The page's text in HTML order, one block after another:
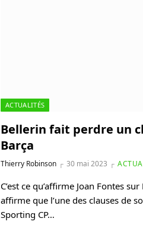
ACTUALITÉS
Bellerin fait perdre un
Barça
Thierry Robinson 30 mai 2023
C’est ce qu’affirme Joan Fontes
affirme que l’une des clauses de
Sporting CP…